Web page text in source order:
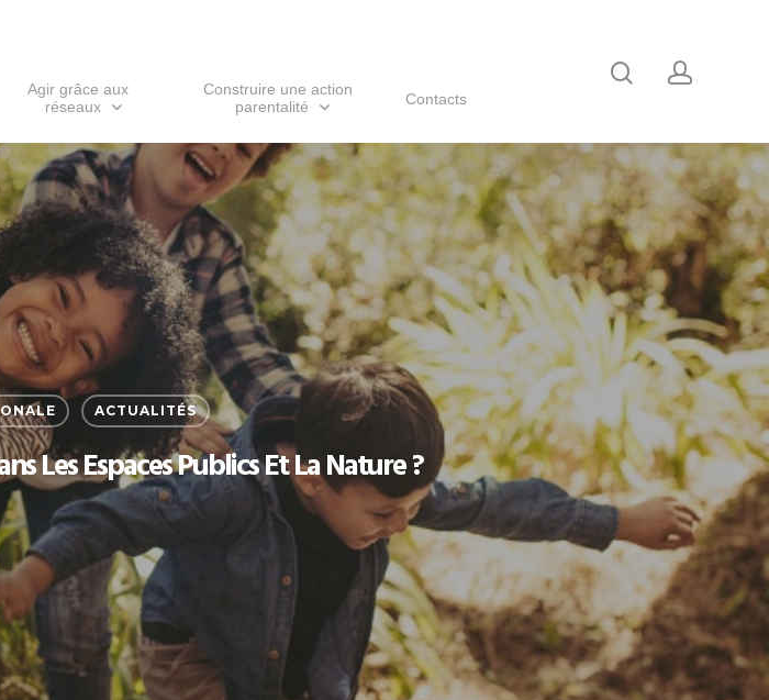
Agir grâce aux
réseaux
Construire une action
parentalité
Contacts
ACTUALITÉS
Les Espaces Publics Et La Nature ?